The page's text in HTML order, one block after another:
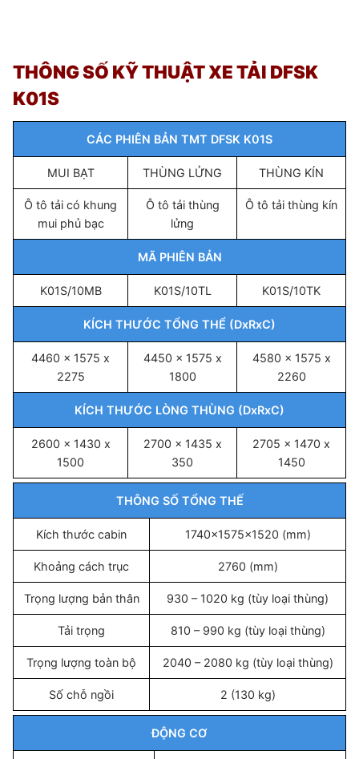
THÔNG SỐ KỸ THUẬT XE TẢI DFSK
K01S
CÁC PHIÊN BẢN TMT DFSK K01S
MUI BẠT THÙNG LỬNG THÙNG KÍN
Ô tô tải có khung
mui phủ bạc
Ô tô tải thùng
lửng
Ô tô tải thùng kín
MÃ PHIÊN BẢN
K01S/10MB K01S/10TL K01S/10TK
KÍCH THƯỚC TỔNG THỂ (DxRxC)
4460 x 1575 x
2275
4450 x 1575 x
1800
4580 x 1575 x
2260
KÍCH THƯỚC LÒNG THÙNG (DxRxC)
2600 x 1430 x
1500
2700 x 1435 x
350
2705 x 1470 x
1450
THÔNG SỐ TỔNG THẾ
Kích thước cabin 1740x1575x1520 (mm)
Khoảng cách trục 2760 (mm)
Trọng lượng bản thân 930 – 1020 kg (tùy loại thùng)
Tải trọng 810 – 990 kg (tùy loại thùng)
Trọng lượng toàn bộ 2040 – 2080 kg (tùy loại thùng)
Số chỗ ngồi 2 (130 kg)
ĐỘNG CƠ